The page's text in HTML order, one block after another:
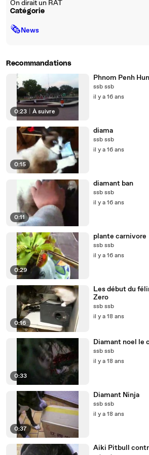
On dirait un RAT
Catégorie
🗞News
Recommandations
0:23 À suivre
Phnom Penh
ssb ssb
il y a 16 ans
0:15
diama
ssb ssb
il y a 16 ans
0:11
diamant ban
ssb ssb
il y a 16 ans
0:29
plante carnivore
ssb ssb
il y a 16 ans
0:16
Les début du
Zero
ssb ssb
il y a 18 ans
0:33
Diamant noel le
ssb ssb
il y a 18 ans
0:37
Diamant Ninja
ssb ssb
il y a 18 ans